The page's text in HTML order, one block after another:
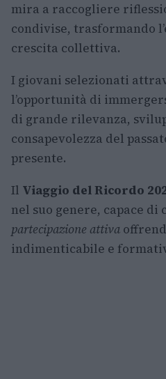
mira a raccogliere
condivise, trasformando
crescita collettiva.
I giovani selezionati
l’opportunità di
di grande rilevanza,
consapevolezza del
presente.
Il Viaggio del Ricordo
nel suo genere, capace di
partecipazione attiva
indimenticabile e